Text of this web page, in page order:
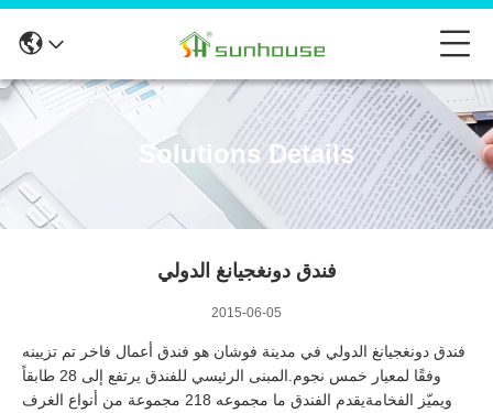
Solutions Details
فندق دونغجيانغ الدولي
2015-06-05
فندق دونغجيانغ الدولي في مدينة فوشان هو فندق أعمال فاخر تم تزيينه
وفقًا لمعيار خمس نجوم.المبنى الرئيسي للفندق يرتفع إلى 28 طابقاً
ويميّز الفخامةيقدم الفندق ما مجموعه 218 مجموعة من أنواع الغرف